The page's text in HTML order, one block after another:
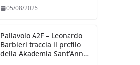
giorno”
05/08/2026
Pallavolo A2F – Leonardo
Barbieri traccia il profilo
della Akademia Sant’Anna